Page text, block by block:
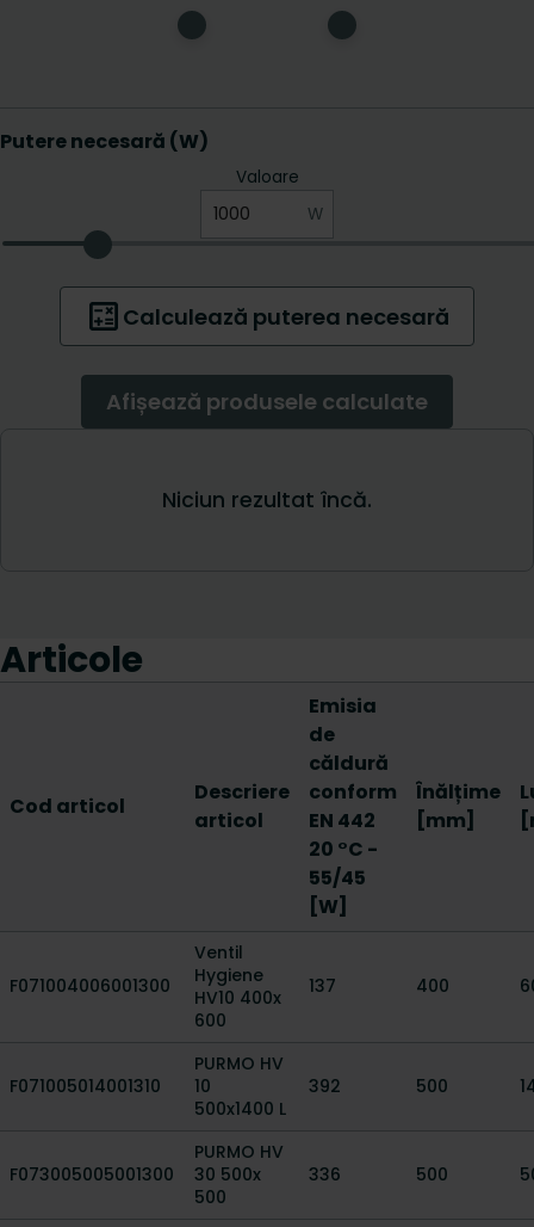
Articole
Cod articol
Descriere
articol
Emisia
de
căldură
conform
EN 442
20 °C -
55/45
[W]
Înălțime
[mm]
F071004006001300
Ventil
Hygiene
HV10 400x
600
137 400
F071005014001310
PURMO HV
10
500x1400 L
392 500
F073005005001300
PURMO HV
30 500x
500
336 500